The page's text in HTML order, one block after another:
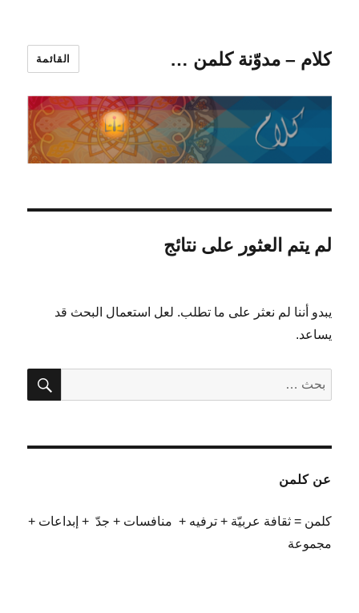
كلام – مدوّنة كلمن … القائمة
لم يتم العثور على نتائج
يبدو أننا لم نعثر على ما تطلب. لعل استعمال البحث قد
يساعد.
عن:
بحث
عن كلمن
كلمن = ثقافة عربيّة + ترفيه + منافسات + جدّ + إبداعات +
مجموعة